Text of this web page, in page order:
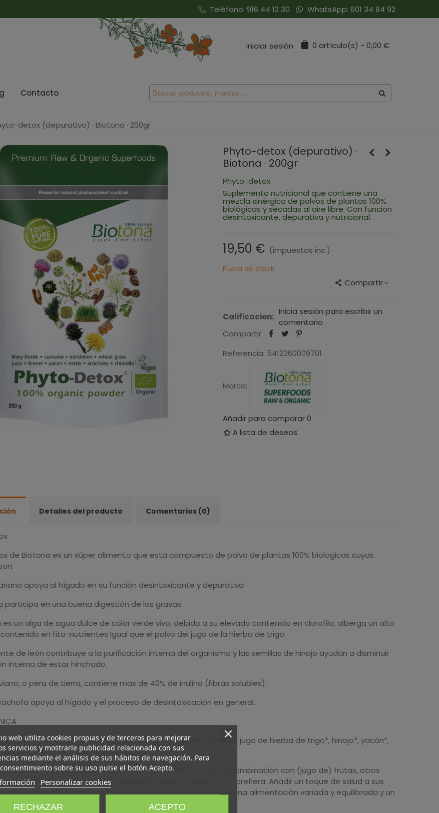
Teléfono: 916 44 12 30 WhatsApp: 601 34 84 92
Iniciar sesión 0 artículo(s) - 0,00 €
Contacto
detox (depurativo) · Biotona · 200gr
Phyto-detox (depurativo) ·
Biotona · 200gr
Phyto-detox
Suplemento nutricional que contiene una
mezcla sinérgica de polvos de plantas 100%
biológicas y secadas al aire libre. Con funcion
desintoxicante, depurativa y nutricional.
19,50 € (impuestos inc.)
Fuera de stock
Compartir
Calificacion:
Inicia sesión para escribir un
comentario
Compartir
Referencia: 5412360009701
Marca:
Añadir para comparar0
A lista de deseos
Detalles del producto Comentarios (0)
de Biotona es un súper alimento que esta compuesto de polvo de plantas 100% biologicas cuyas
apoya al hígado en su función desintoxicante y depurativa
participa en una buena digestión de las grasas.
es un alga de agua dulce de color verde vivo, debido a su elevado contenido en clorofila, alberga un alto
en fito-nutrientes Igual que el polvo del jugo de la hierba de trigo.
de león contribuye a la purificación interna del organismo y las semillas de hinojo ayudan a disminuir
interna de estar hinchado.
o pera de tierra, contiene mas de 40% de inulina (fibras solubles).
apoya al hígado y el proceso de desintoxicación en general.
polvo (100%) de cardo mariano*, cúrcuma*, diente de león*, jugo de hierba de trigo*, hinojo*, yacón*,
chlorella*. *cultivo ecológico
de uso: Añada Biotona Bio Phyto-Detox® batidos en combinación con (jugo de) frutas, otros
o simplemente en leche (vegetal), yogurt o agua, como prefiera. Añadir un toque de salud a sus
en lugar fresco, seco y al abrigo de la luz. • Mantenga una alimentación variada y equilibrada y un
sano.
web utiliza cookies propias y de terceros para mejorar
servicios y mostrarle publicidad relacionada con sus
mediante el análisis de sus hábitos de navegación. Para
sobre su uso pulse el botón Acepto.
Personalizar cookies
RECHAZAR ACEPTO